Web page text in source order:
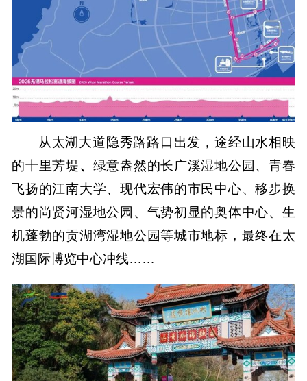
从太湖大道隐秀路路口 出发，途经山水相映
的十里芳堤、 绿意盎然的长广溪湿地公园、青春
飞扬的江南大学、现代宏伟的市民中心、移步换
景的尚贤河湿地公园、 气势初显的奥体中心、 生
机蓬勃的贡湖湾湿地公园等城市地标，最终在太
湖国际博览中心冲线……